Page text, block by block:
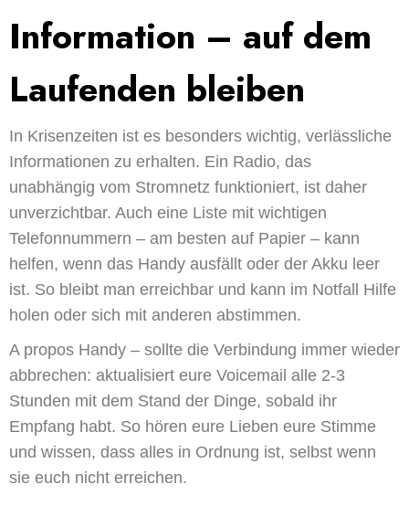
Information – auf dem
Laufenden bleiben
In Krisenzeiten ist es besonders wichtig, verlässliche
Informationen zu erhalten. Ein Radio, das
unabhängig vom Stromnetz funktioniert, ist daher
unverzichtbar. Auch eine Liste mit wichtigen
Telefonnummern – am besten auf Papier – kann
helfen, wenn das Handy ausfällt oder der Akku leer
ist. So bleibt man erreichbar und kann im Notfall Hilfe
holen oder sich mit anderen abstimmen.
A propos Handy – sollte die Verbindung immer wieder
abbrechen: aktualisiert eure Voicemail alle 2-3
Stunden mit dem Stand der Dinge, sobald ihr
Empfang habt. So hören eure Lieben eure Stimme
und wissen, dass alles in Ordnung ist, selbst wenn
sie euch nicht erreichen.